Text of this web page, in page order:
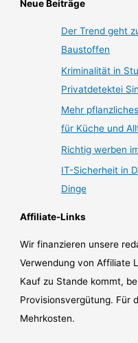
Neue Beiträge
Der Trend geht
Baustoffen
Kriminalität in
Privatdetektei
Mehr
für Küche und
Richtig werben
IT-Sicherheit in
Dinge
Affiliate-Links
Wir finanzieren unsere
Verwendung von Affiliate
Kauf zu Stande kommt,
Provisionsvergütung. Für
Mehrkosten.